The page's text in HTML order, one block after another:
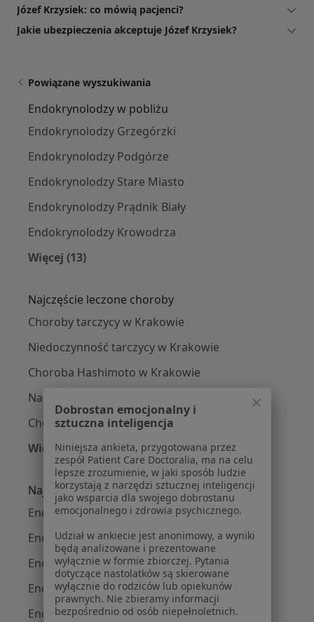
Józef Krzysiek: co mówią pacjenci?
Jakie ubezpieczenia akceptuje Józef Krzysiek?
Powiązane wyszukiwania
Endokrynolodzy w pobliżu
Endokrynolodzy Grzegórzki
Endokrynolodzy Podgórze
Endokrynolodzy Stare Miasto
Endokrynolodzy Prądnik Biały
Endokrynolodzy Krowodrza
Więcej (13)
Najczęście leczone choroby
Choroby tarczycy w Krakowie
Niedoczynność tarczycy w Krakowie
Choroba Hashimoto w Krakowie
Nadczynność tarczycy w Krakowie
Choroba Gravesa-Basedowa w Krakowie
Więcej (15)
Więcej w kategorii: Najczęście leczone
Najpopularniejsze ubezpieczenia
Endokrynolodzy z Allianz w Krakowie
Endokrynolodzy z Signal Iduna w Krakowie
Endokrynolodzy z JP MEDICA w Krakowie
Endokrynolodzy z TU Zdrowie w Krakowie
Endokrynolodzy z Świat Zdrowia w Krakowie
Dobrostan emocjonalny i
sztuczna inteligencja
Niniejsza ankieta, przygotowana przez
zespół Patient Care Doctoralia, ma na celu
lepsze zrozumienie, w jaki sposób ludzie
korzystają z narzędzi sztucznej inteligencji
jako wsparcia dla swojego dobrostanu
emocjonalnego i zdrowia psychicznego.
Udział w ankiecie jest anonimowy, a wyniki
będą analizowane i prezentowane
wyłącznie w formie zbiorczej. Pytania
dotyczące nastolatków są skierowane
wyłącznie do rodziców lub opiekunów
prawnych. Nie zbieramy informacji
bezpośrednio od osób niepełnoletnich.